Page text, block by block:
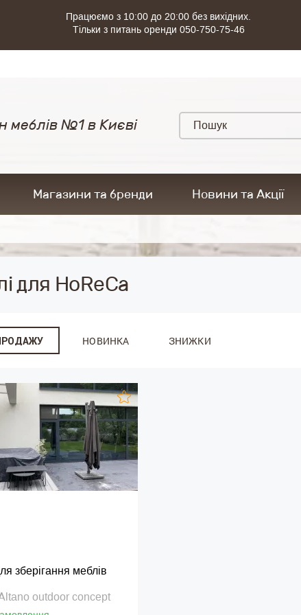
Працюємо з 10:00 до 20:00 без вихідних.
Тільки з питань оренди 050-750-75-46
меблів №1 в Києві
Магазини та бренди Новини та Акції
для HoReCa
НОВИНКА ЗНИЖКИ
зберігання меблів
outdoor concept